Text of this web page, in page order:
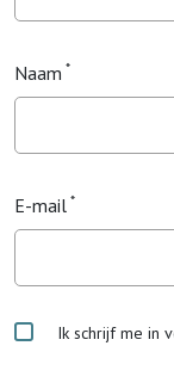
Naam
E-mail
Ik schrijf me in